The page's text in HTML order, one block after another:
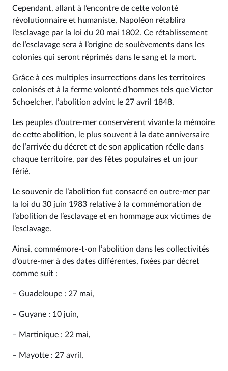
Cependant, allant à l’encontre de cette volonté
révolutionnaire et humaniste, Napoléon rétablira
l’esclavage par la loi du 20 mai 1802. Ce rétablissement
de l’esclavage sera à l’origine de soulèvements dans les
colonies qui seront réprimés dans le sang et la mort.
Grâce à ces multiples insurrections dans les territoires
colonisés et à la ferme volonté d’hommes tels que Victor
Schoelcher, l’abolition advint le 27 avril 1848.
Les peuples d’outre-mer conservèrent vivante la mémoire
de cette abolition, le plus souvent à la date anniversaire
de l’arrivée du décret et de son application réelle dans
chaque territoire, par des fêtes populaires et un jour
férié.
Le souvenir de l’abolition fut consacré en outre-mer par
la loi du 30 juin 1983 relative à la commémoration de
l’abolition de l’esclavage et en hommage aux victimes de
l’esclavage.
Ainsi, commémore-t-on l’abolition dans les collectivités
d’outre-mer à des dates différentes, fixées par décret
comme suit :
– Guadeloupe : 27 mai,
– Guyane : 10 juin,
– Martinique : 22 mai,
– Mayotte : 27 avril,